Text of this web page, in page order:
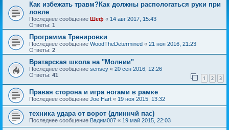
Как избежать травм?Как должны распологаться руки при
ловле
Последнее сообщение Шеф « 14 авг 2017, 15:43
Ответы: 1
Программа Тренировки
Последнее сообщение WoodTheDetermined « 21 ноя 2016, 21:23
Ответы: 2
Вратарская школа на "Молнии"
Последнее сообщение sensey « 20 сен 2016, 12:26
Ответы: 41 1 2 3
Правая сторона и игра ногами в рамке
Последнее сообщение Joe Hart « 19 ноя 2015, 13:32
техника удара от ворот (длиннчй пас)
Последнее сообщение Вадим007 « 19 май 2015, 22:03